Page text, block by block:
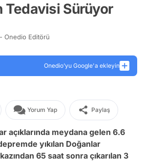
Tedavisi Sürüyor
- Onedio Editörü
Onedio’yu Google'a ekleyin
Yorum Yap Paylaş
açıklarında meydana gelen 6.6
yıkılan Doğanlar
65 saat sonra çıkarılan 3